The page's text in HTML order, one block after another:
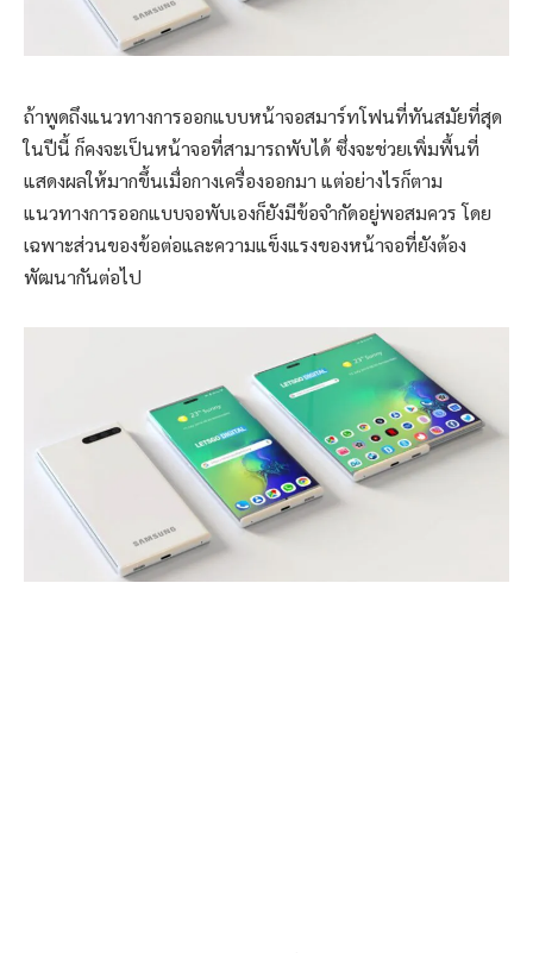
ถ้าพูดถึงแนวทางการออกแบบหน้าจอสมาร์ทโฟนที่ทันสมัยที่สุด
ในปีนี้ ก็คงจะเป็นหน้าจอที่สามารถพับได้ ซึ่งจะช่วยเพิ่มพื้นที่
แสดงผลให้มากขึ้นเมื่อกางเครื่องออกมา แต่อย่างไรก็ตาม
แนวทางการออกแบบจอพับเองก็ยังมีข้อจำกัดอยู่พอสมควร โดย
เฉพาะส่วนของข้อต่อและความแข็งแรงของหน้าจอที่ยังต้อง
พัฒนากันต่อไป